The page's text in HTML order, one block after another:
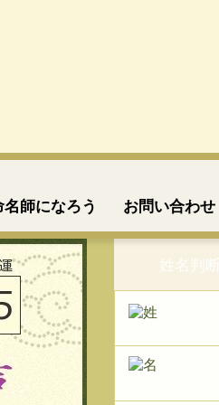
師になろう お問い合わせ
姓名判断